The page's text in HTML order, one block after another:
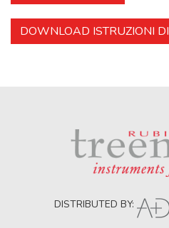
DOWNLOAD ISTRUZIONI
DISTRIBUTED BY: